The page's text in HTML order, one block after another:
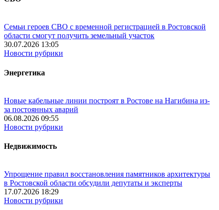
Семьи героев СВО с временной регистрацией в Ростовской
области смогут получить земельный участок
30.07.2026 13:05
Новости рубрики
Энергетика
Новые кабельные линии построят в Ростове на Нагибина из-
за постоянных аварий
06.08.2026 09:55
Новости рубрики
Недвижимость
Упрощение правил восстановления памятников архитектуры
в Ростовской области обсудили депутаты и эксперты
17.07.2026 18:29
Новости рубрики